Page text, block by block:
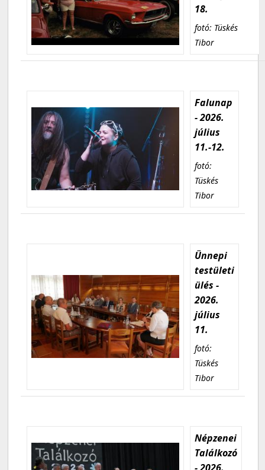
18.
fotó: Tüskés
Tibor
Falunap
- 2026.
július
11.-12.
fotó:
Tüskés
Tibor
Ünnepi
testületi
ülés -
2026.
július
11.
fotó:
Tüskés
Tibor
Népzenei
Találkozó